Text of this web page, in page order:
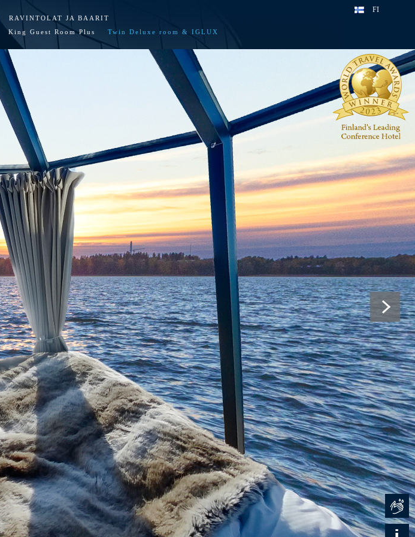
RAVINTOLAT JA BAARIT
FI
King Guest Room Plus Twin Deluxe room & IGLUX